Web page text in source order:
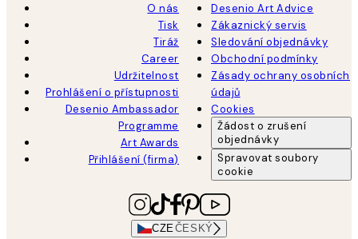
O nás
Tisk
Tiráž
Career
Udržitelnost
Prohlášení o přístupnosti
Desenio Ambassador
Programme
Art Awards
Přihlášení (firma)
Desenio Art Advice
Zákaznický servis
Sledování objednávky
Obchodní podmínky
Zásady ochrany osobních
údajů
Cookies
Žádost o zrušení
objednávky
Spravovat soubory
cookie
CZEČESKÝ